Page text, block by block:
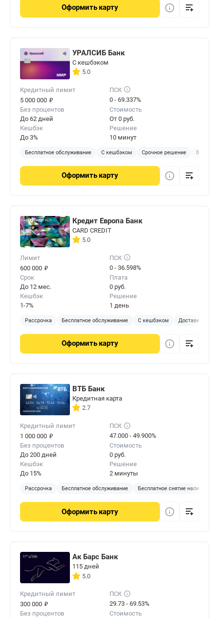
Оформить карту
УРАЛСИБ Банк
С кешбэком
5.0
Кредитный лимит
5 000 000 ₽
ПСК
0 - 69.337%
Без процентов
До 62 дней
Стоимость
От 0 руб.
Кешбэк
До 3%
Решение
10 минут
Бесплатное обслуживание С кешбэком Срочное решение В
Оформить карту
Кредит Европа Банк
CARD CREDIT
5.0
Лимит
600 000 ₽
ПСК
0 - 36.598%
Срок
До 12 мес.
Плата
0 руб.
Кешбэк
1-7%
Решение
1 день
Рассрочка Бесплатное обслуживание С кешбэком Доставка на
Оформить карту
ВТБ Банк
Кредитная карта
2.7
Кредитный лимит
1 000 000 ₽
ПСК
47.000 - 49.900%
Без процентов
До 200 дней
Стоимость
0 руб.
Кешбэк
До 15%
Решение
2 минуты
Рассрочка Бесплатное обслуживание Бесплатное снятие наличных
Оформить карту
Ак Барс Банк
115 дней
5.0
Кредитный лимит
300 000 ₽
ПСК
29.73 - 69.53%
Без процентов
Стоимость